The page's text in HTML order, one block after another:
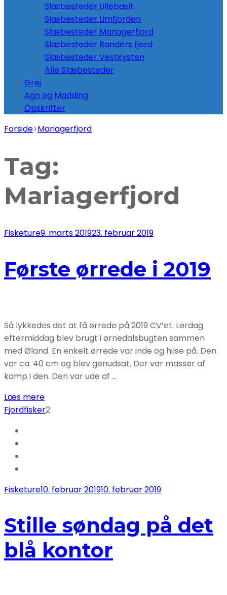
Slæbesteder Lillebælt
Slæbesteder Limfjorden
Slæbesteder Mariagerfjord
Slæbesteder Randers fjord
Slæbesteder Vestkysten
Alle Slæbesteder
Grej
Agn og Madding
Opskrifter
Forside>Mariagerfjord
Tag:
Mariagerfjord
Fisketure9. marts 201923. februar 2019
Første ørrede i 2019
Så lykkedes det at få ørrede på 2019 CV’et. Lørdag
eftermiddag blev brugt i ørnedalsbugten sammen
med Øland. En enkelt ørrede var inde og hilse på. Den
var ca. 40 cm og blev genudsat. Der var masser af
kamp i den. Den var ude af …
Læs mere
Fjordfisker2
Fisketure10. februar 201910. februar 2019
Stille søndag på det
blå kontor